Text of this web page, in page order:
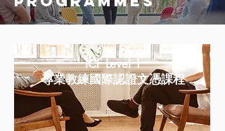
ICF Level 1
專業教練國際認證文憑課程